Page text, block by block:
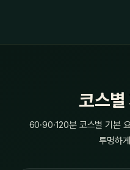
코스별
60·90·120분 코스별 기본
투명하